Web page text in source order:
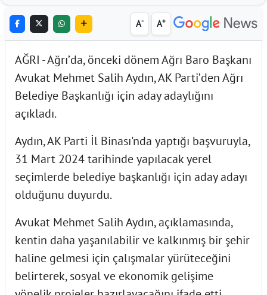
A- A+
AĞRI - Ağrı’da, önceki dönem Ağrı Baro Başkanı
Avukat Mehmet Salih Aydın, AK Parti’den Ağrı
Belediye Başkanlığı için aday adaylığını
açıkladı.
Aydın, AK Parti İl Binası'nda yaptığı başvuruyla,
31 Mart 2024 tarihinde yapılacak yerel
seçimlerde belediye başkanlığı için aday adayı
olduğunu duyurdu.
Avukat Mehmet Salih Aydın, açıklamasında,
kentin daha yaşanılabilir ve kalkınmış bir şehir
haline gelmesi için çalışmalar yürüteceğini
belirterek, sosyal ve ekonomik gelişime